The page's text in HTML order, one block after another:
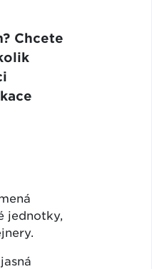
Chcete
jednotky,